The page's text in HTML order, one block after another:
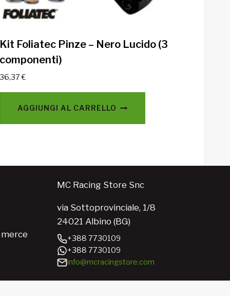
Kit Foliatec Pinze – Nero Lucido (3
componenti)
36,37€
AGGIUNGI AL CARRELLO
MC Racing Store Snc
via Sottoprovinciale, 1/8
24021 Albino (BG)
+388 7730109
+388 7730109
info@mcracingstore.com